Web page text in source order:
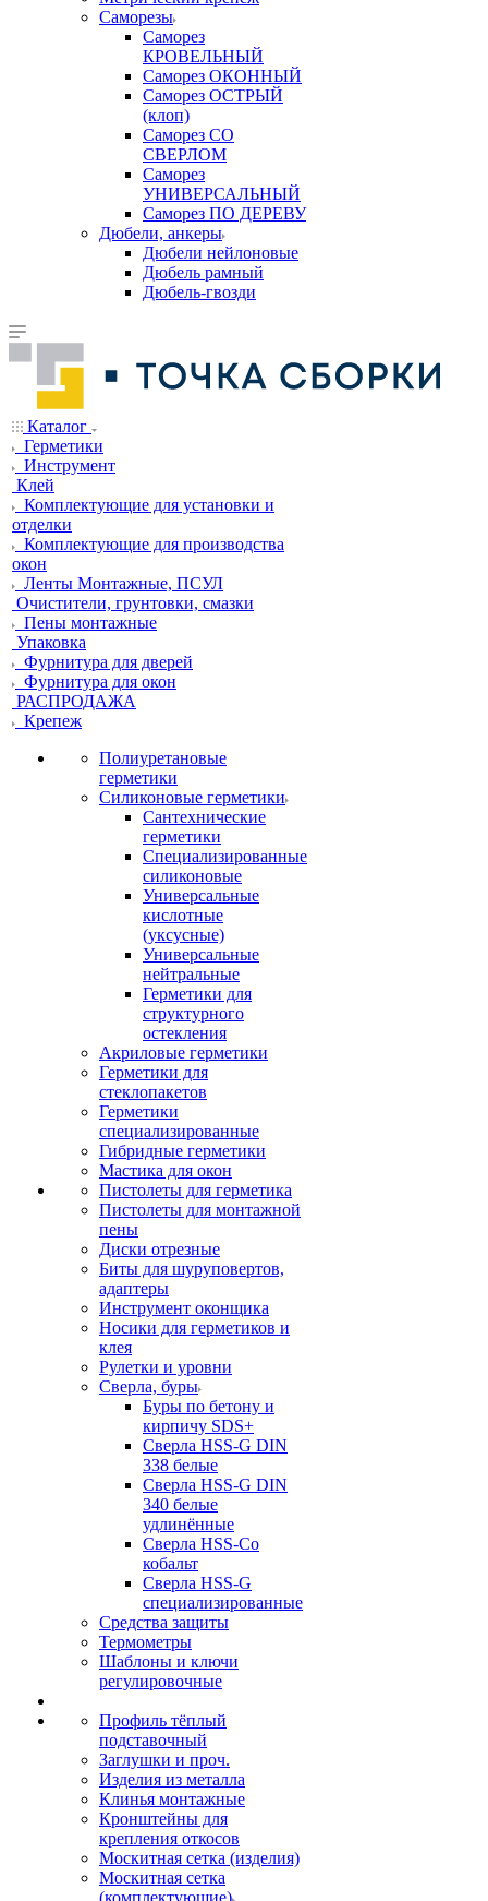
Саморезы
Саморез
КРОВЕЛЬНЫЙ
Саморез ОКОННЫЙ
Саморез ОСТРЫЙ
(клоп)
Саморез СО
СВЕРЛОМ
Саморез
УНИВЕРСАЛЬНЫЙ
Саморез ПО ДЕРЕВУ
Дюбели, анкеры
Дюбели нейлоновые
Дюбель рамный
Дюбель-гвозди
Каталог
Герметики
Инструмент
Клей
Комплектующие для установки и
отделки
Комплектующие для производства
окон
Ленты Монтажные, ПСУЛ
Очистители, грунтовки, смазки
Пены монтажные
Упаковка
Фурнитура для дверей
Фурнитура для окон
РАСПРОДАЖА
Крепеж
Полиуретановые
герметики
Силиконовые герметики
Сантехнические
герметики
Специализированные
силиконовые
Универсальные
кислотные
(уксусные)
Универсальные
нейтральные
Герметики для
структурного
остекления
Акриловые герметики
Герметики для
стеклопакетов
Герметики
специализированные
Гибридные герметики
Мастика для окон
Пистолеты для герметика
Пистолеты для монтажной
пены
Диски отрезные
Биты для шуруповертов,
адаптеры
Инструмент оконщика
Носики для герметиков и
клея
Рулетки и уровни
Сверла, буры
Буры по бетону и
кирпичу SDS+
Сверла HSS-G DIN
338 белые
Сверла HSS-G DIN
340 белые
удлинённые
Сверла HSS-Co
кобальт
Сверла HSS-G
специализированные
Средства защиты
Термометры
Шаблоны и ключи
регулировочные
Профиль тёплый
подставочный
Заглушки и проч.
Изделия из металла
Клинья монтажные
Кронштейны для
крепления откосов
Москитная сетка (изделия)
Москитная сетка
(комплектующие)